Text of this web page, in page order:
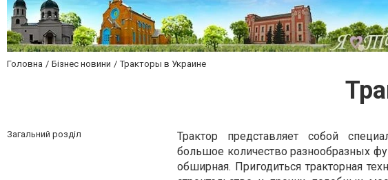
Головна Бізнес новини Тракторы в Украине
Загальний розділ
Трактор представляет собой
большое количество разнообразных
обширная. Пригодиться тракторная